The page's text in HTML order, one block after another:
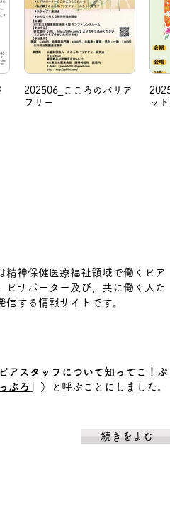
202506_こころのバリア
フリー
ッ
精神保健医療福祉領域で働くピア
ピサポーター及び、共に働く人た
信する情報サイトです。
ピアスタッフについて知ってこ！ぷ
ぷろ 」） と呼ぶことにしました。
続きをよむ